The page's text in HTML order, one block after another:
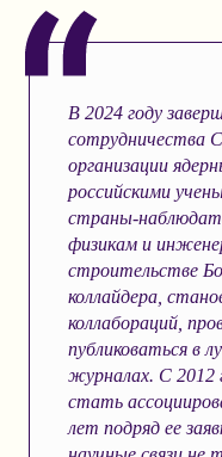
В 2024 году
сотрудничества
организации
российскими
страны-
физикам и
строительстве
коллайдера,
коллабораций,
публиковаться в
журналах. С 2012
стать
лет подряд ее